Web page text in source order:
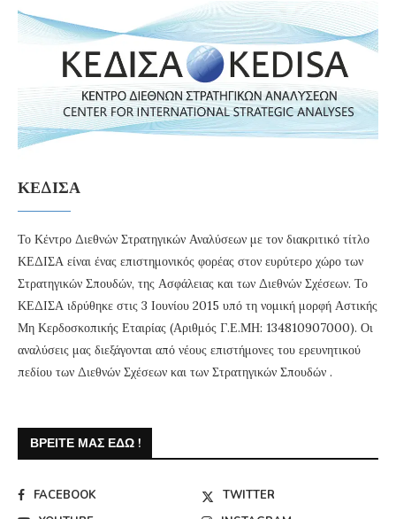
ΚΕΔΙΣΑ
Το Κέντρο Διεθνών Στρατηγικών Αναλύσεων με τον διακριτικό τίτλο
ΚΕΔΙΣΑ είναι ένας επιστημονικός φορέας στον ευρύτερο χώρο των
Στρατηγικών Σπουδών, της Ασφάλειας και των Διεθνών Σχέσεων. Το
ΚΕΔΙΣΑ ιδρύθηκε στις 3 Ιουνίου 2015 υπό τη νομική μορφή Αστικής
Μη Κερδοσκοπικής Εταιρίας (Αριθμός Γ.Ε.ΜΗ: 134810907000). Οι
αναλύσεις μας διεξάγονται από νέους επιστήμονες του ερευνητικού
πεδίου των Διεθνών Σχέσεων και των Στρατηγικών Σπουδών .
ΒΡΕΊΤΕ ΜΑΣ ΕΔΏ !
FACEBOOK
TWITTER